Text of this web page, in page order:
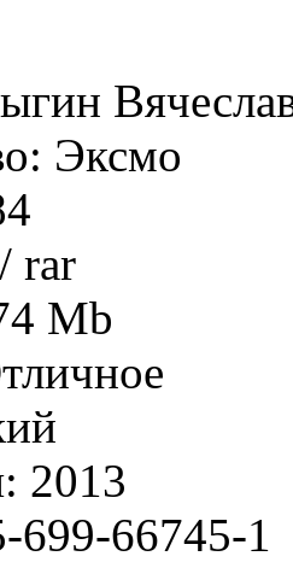
Эксмо
rar
Mb
2013
699-66745-1